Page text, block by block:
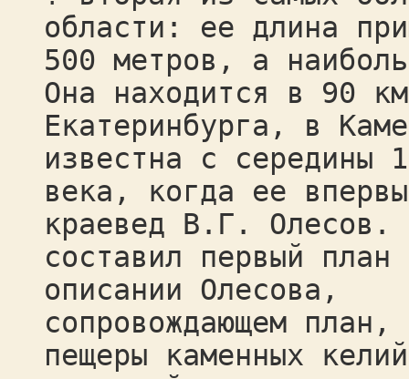
области: ее длина
500 метров, а
Она находится в 90
Екатеринбурга, в
известна с середины
века, когда ее
краевед В.Г. Олесов.
составил первый
описании Олесова,
сопровождающем план,
пещеры каменных